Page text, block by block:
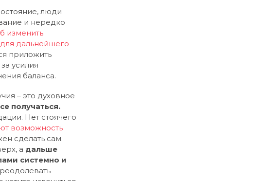
люди
и нередко
изменить
для дальнейшего
приложить
усилия
баланса.
– это духовное
получаться.
Нет стоячего
возможность
сделать сам.
а дальше
системно и